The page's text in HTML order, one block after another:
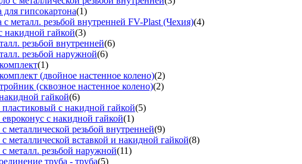
для гипсокартона(1)
с металл. резьбой внутренней FV-Plast (Чехия)(4)
накидной гайкой(3)
резьбой внутренней(6)
резьбой наружной(6)
(1)
(двойное настенное колено)(2)
(сквозное настенное колено)(2)
гайкой(6)
с накидной гайкой(5)
с накидной гайкой(1)
металлической резьбой внутренней(9)
металлической вставкой и накидной гайкой(8)
металл. резьбой наружной(11)
труба - труба(5)